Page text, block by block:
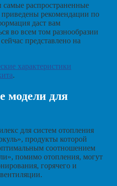
распространенные
рекомендации по
даст вам
во всем том разнообразии
представлено на
характеристики
.
модели для
для систем отопления
продукты которой
соотношением
помимо отопления, могут
горячего и